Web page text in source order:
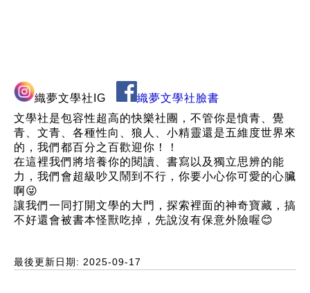
織夢文學社IG
織夢文學社臉書
文學社是包容性超高的快樂社團，不管你是憤青、覺
青、文青、各種性向、狼人、小精靈還是五維度世界來
的，我們都百分之百歡迎你！！
在這裡我們將培養你的閱讀、書寫以及獨立思辨的能
力，我們會超級吵又鬧到不行，你要小心你可愛的心臟
啊😜
讓我們一同打開文學的大門，探索裡面的神奇寶藏，搞
不好還會被書本怪獸吃掉，先說沒有保意外險喔😊
最後更新日期: 2025-09-17